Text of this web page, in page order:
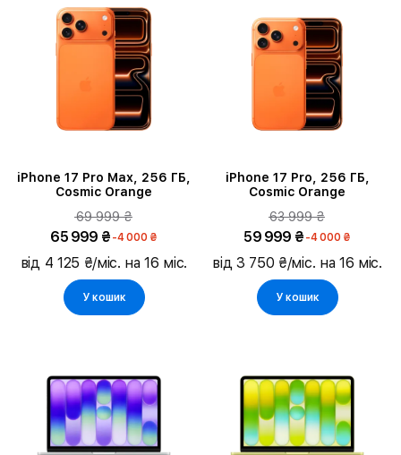
Розмір корпусу
Розмір ремінця
Тип ремінця
Час роботи без підзарядки
Колір корпусу
Зв'язок
Кількість ядер процесора
Підтип продукту
iPhone 17 Pro Max, 256 ГБ,
Cosmic Orange
69 999 ₴
65 999 ₴ -4 000 ₴
від 4 125 ₴/міс. на 16 міс.
У кошик
iPhone 17 Pro, 256 ГБ,
Cosmic Orange
63 999 ₴
59 999 ₴ -4 000 ₴
від 3 750 ₴/міс. на 16 міс.
У кошик